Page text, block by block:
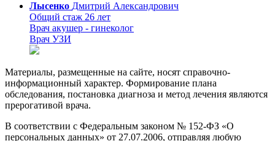
Лысенко Дмитрий Александрович
Общий стаж 26 лет
Врач акушер - гинеколог
Врач УЗИ
Материалы, размещенные на сайте, носят справочно-
информационный характер. Формирование плана
обследования, постановка диагноза и метод лечения являются
прерогативой врача.
В соответствии с Федеральным законом № 152-ФЗ «О
персональных данных» от 27.07.2006, отправляя любую